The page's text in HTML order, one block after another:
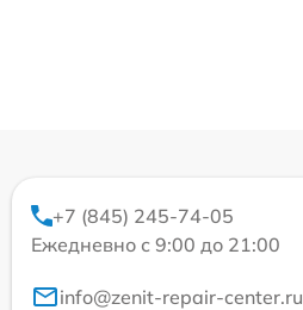
+7 (845) 245-74-05
Ежедневно с 9:00 до 21:00
info@zenit-repair-center.ru